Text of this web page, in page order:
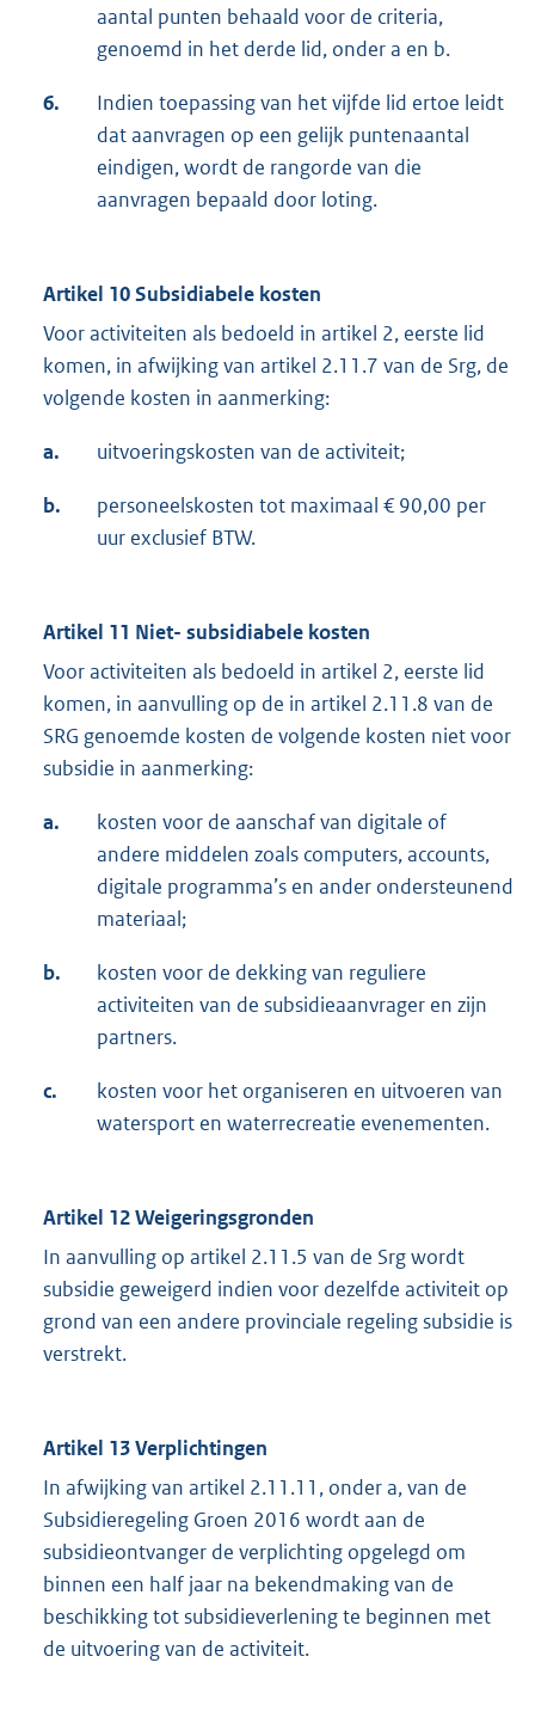
aantal punten behaald voor de criteria,
genoemd in het derde lid, onder a en b.
6.
Indien toepassing van het vijfde lid ertoe leidt
dat aanvragen op een gelijk puntenaantal
eindigen, wordt de rangorde van die
aanvragen bepaald door loting.
Artikel 10 Subsidiabele kosten
Voor activiteiten als bedoeld in artikel 2, eerste lid
komen, in afwijking van artikel 2.11.7 van de Srg, de
volgende kosten in aanmerking:
a. uitvoeringskosten van de activiteit;
b.
personeelskosten tot maximaal € 90,00 per
uur exclusief BTW.
Artikel 11 Niet- subsidiabele kosten
Voor activiteiten als bedoeld in artikel 2, eerste lid
komen, in aanvulling op de in artikel 2.11.8 van de
SRG genoemde kosten de volgende kosten niet voor
subsidie in aanmerking:
a.
kosten voor de aanschaf van digitale of
andere middelen zoals computers, accounts,
digitale programma’s en ander ondersteunend
materiaal;
b.
kosten voor de dekking van reguliere
activiteiten van de subsidieaanvrager en zijn
partners.
c.
kosten voor het organiseren en uitvoeren van
watersport en waterrecreatie evenementen.
Artikel 12 Weigeringsgronden
In aanvulling op artikel 2.11.5 van de Srg wordt
subsidie geweigerd indien voor dezelfde activiteit op
grond van een andere provinciale regeling subsidie is
verstrekt.
Artikel 13 Verplichtingen
In afwijking van artikel 2.11.11, onder a, van de
Subsidieregeling Groen 2016 wordt aan de
subsidieontvanger de verplichting opgelegd om
binnen een half jaar na bekendmaking van de
beschikking tot subsidieverlening te beginnen met
de uitvoering van de activiteit.